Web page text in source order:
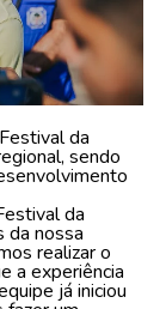
da
sendo
da
da nossa
realizar o
a experiência
já iniciou